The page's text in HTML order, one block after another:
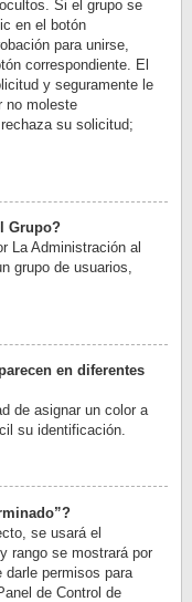
Si el grupo se
en el botón
para unirse,
correspondiente. El
y seguramente le
no moleste
su solicitud;
Grupo?
La Administración al
grupo de usuarios,
en diferentes
de asignar un color a
su identificación.
se usará el
rango se mostrará por
darle permisos para
de Control de